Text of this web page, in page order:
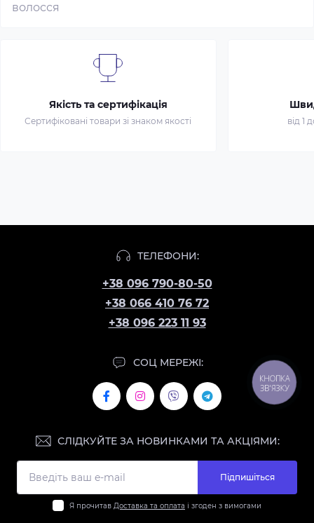
волосся
Якість та сертифікація
Сертифіковані товари зі знаком якості від 1
ТЕЛЕФОНИ:
+38 096 790-80-50
+38 066 410 76 72
+38 096 223 11 93
СОЦ МЕРЕЖІ:
СЛІДКУЙТЕ ЗА НОВИНКАМИ ТА АКЦІЯМИ:
Підпишіться
Я прочитав Доставка та оплата і згоден з вимогами
КНОПКА
ЗВ'ЯЗКУ